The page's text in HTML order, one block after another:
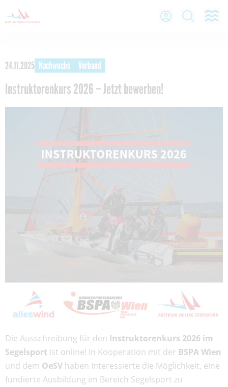
Open
24.11.2025 Nachwuchs Verband
Instruktorenkurs 2026 – Jetzt bewerben!
Die Ausschreibung für den Instruktorenkurs 2026 im
Segelsport ist online! In Kooperation mit der BSPA Wien
und dem OeSV haben Interessierte die Möglichkeit, eine
fundierte Ausbildung im Bereich Segelsport zu